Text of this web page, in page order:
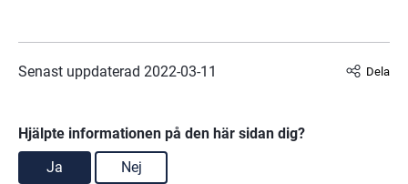
Senast uppdaterad 2022-03-11 Dela
Hjälpte informationen på den här sidan dig?
Ja
Nej